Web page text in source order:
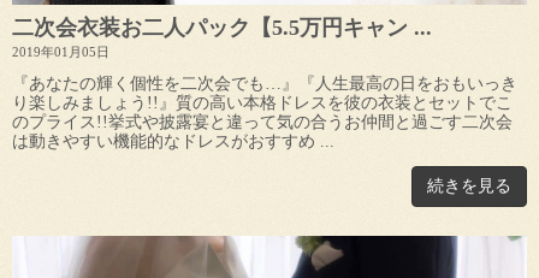
二次会衣装お二人パック【5.5万円キャン ...
2019年01月05日
『あなたの輝く個性を二次会でも…』『人生最高の日をおもいっき
り楽しみましょう!!』質の高い本格ドレスを彼の衣装とセットでこ
のプライス!!挙式や披露宴と違って気の合うお仲間と過ごす二次会
は動きやすい機能的なドレスがおすすめ ...
続きを見る